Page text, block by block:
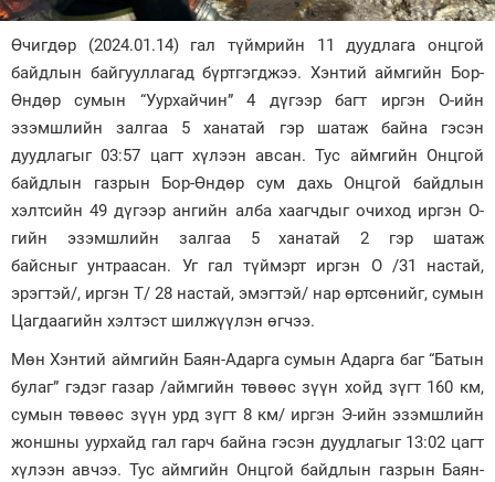
Энтертайнмэнт
Зурхай
Өчигдөр (2024.01.14) гал түймрийн 11 дуудлага онцгой
байдлын байгууллагад бүртгэгджээ. Хэнтий аймгийн Бор-
Өндөр сумын “Уурхайчин” 4 дүгээр багт иргэн О-ийн
эзэмшлийн залгаа 5 ханатай гэр шатаж байна гэсэн
дуудлагыг 03:57 цагт хүлээн авсан. Тус аймгийн Онцгой
байдлын газрын Бор-Өндөр сум дахь Онцгой байдлын
хэлтсийн 49 дүгээр ангийн алба хаагчдыг очиход иргэн О-
гийн эзэмшлийн залгаа 5 ханатай 2 гэр шатаж
байсныг унтраасан. Уг гал түймэрт иргэн О /31 настай,
эрэгтэй/, иргэн Т/ 28 настай, эмэгтэй/ нар өртсөнийг, сумын
Цагдаагийн хэлтэст шилжүүлэн өгчээ.
Мөн Хэнтий аймгийн Баян-Адарга сумын Адарга баг “Батын
булаг” гэдэг газар /аймгийн төвөөс зүүн хойд зүгт 160 км,
сумын төвөөс зүүн урд зүгт 8 км/ иргэн Э-ийн эзэмшлийн
жоншны уурхайд гал гарч байна гэсэн дуудлагыг 13:02 цагт
хүлээн авчээ. Тус аймгийн Онцгой байдлын газрын Баян-